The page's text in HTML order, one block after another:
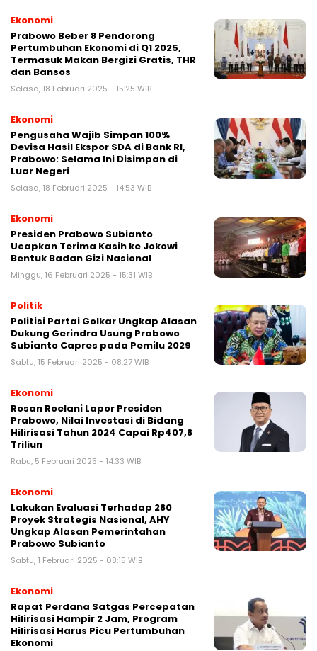
Ekonomi
Prabowo Beber 8 Pendorong
Pertumbuhan Ekonomi di Q1 2025,
Termasuk Makan Bergizi Gratis, THR
dan Bansos
Selasa, 18 Februari 2025 - 15:25 WIB
Ekonomi
Pengusaha Wajib Simpan 100%
Devisa Hasil Ekspor SDA di Bank RI,
Prabowo: Selama Ini Disimpan di
Luar Negeri
Selasa, 18 Februari 2025 - 14:53 WIB
Ekonomi
Presiden Prabowo Subianto
Ucapkan Terima Kasih ke Jokowi
Bentuk Badan Gizi Nasional
Minggu, 16 Februari 2025 - 15:31 WIB
Politik
Politisi Partai Golkar Ungkap Alasan
Dukung Gerindra Usung Prabowo
Subianto Capres pada Pemilu 2029
Sabtu, 15 Februari 2025 - 08:27 WIB
Ekonomi
Rosan Roelani Lapor Presiden
Prabowo, Nilai Investasi di Bidang
Hilirisasi Tahun 2024 Capai Rp407,8
Triliun
Rabu, 5 Februari 2025 - 14:33 WIB
Ekonomi
Lakukan Evaluasi Terhadap 280
Proyek Strategis Nasional, AHY
Ungkap Alasan Pemerintahan
Prabowo Subianto
Sabtu, 1 Februari 2025 - 08:15 WIB
Ekonomi
Rapat Perdana Satgas Percepatan
Hilirisasi Hampir 2 Jam, Program
Hilirisasi Harus Picu Pertumbuhan
Ekonomi